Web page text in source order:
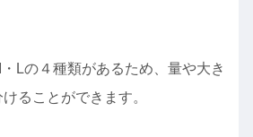
Lの４種類があるため、量や大き
ることができます。